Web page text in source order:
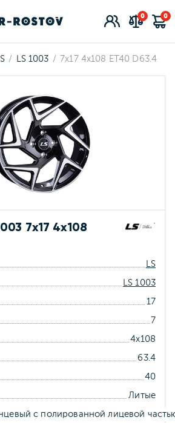
0 0
LS 1003 7x17 4x108 ET40 D63.4
7x17 4x108
LS
LS 1003
17
7
4x108
63.4
40
Литые
с полированной лицевой